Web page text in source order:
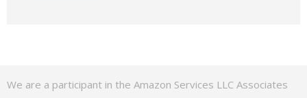
We are a participant in the Amazon Services LLC Associates